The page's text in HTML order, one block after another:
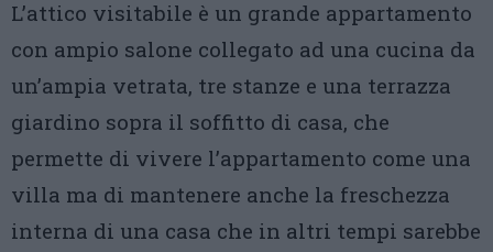
L’attico visitabile è un grande appartamento
con ampio salone collegato ad una cucina da
un’ampia vetrata, tre stanze e una terrazza
giardino sopra il soffitto di casa, che
permette di vivere l’appartamento come una
villa ma di mantenere anche la freschezza
interna di una casa che in altri tempi sarebbe